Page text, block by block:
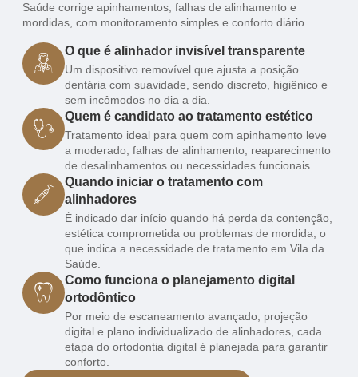
Saúde corrige apinhamentos, falhas de alinhamento e
mordidas, com monitoramento simples e conforto diário.
O que é alinhador invisível transparente
Um dispositivo removível que ajusta a posição
dentária com suavidade, sendo discreto, higiênico e
sem incômodos no dia a dia.
Quem é candidato ao tratamento estético
Tratamento ideal para quem com apinhamento leve
a moderado, falhas de alinhamento, reaparecimento
de desalinhamentos ou necessidades funcionais.
Quando iniciar o tratamento com
alinhadores
É indicado dar início quando há perda da contenção,
estética comprometida ou problemas de mordida, o
que indica a necessidade de tratamento em Vila da
Saúde.
Como funciona o planejamento digital
ortodôntico
Por meio de escaneamento avançado, projeção
digital e plano individualizado de alinhadores, cada
etapa do ortodontia digital é planejada para garantir
conforto.